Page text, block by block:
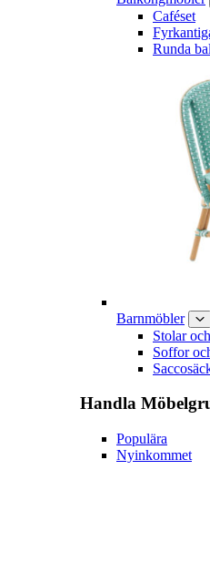
Caféset
Runda
Barnmöbler
Stolar
Soffor
Handla
Populära
Nyinkommet